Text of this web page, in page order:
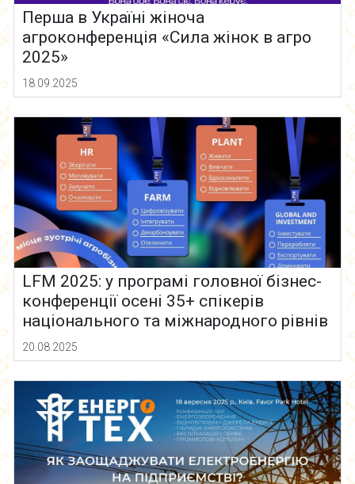
Перша в Україні жіноча
агроконференція «Сила жінок в агро
2025»
18.09.2025
LFM 2025: у програмі головної бізнес-
конференції осені 35+ спікерів
національного та міжнародного рівнів
20.08.2025